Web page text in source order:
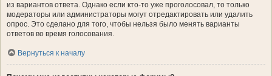
из вариантов ответа. Однако если кто-то уже проголосовал, то только
модераторы или администраторы могут отредактировать или удалить
опрос. Это сделано для того, чтобы нельзя было менять варианты
ответов во время голосования.
Вернуться к началу